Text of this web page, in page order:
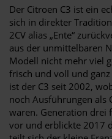
Der Citroen C3 ist ein
sich in direkter
2CV alias „Ente“
aus der unmittelbaren
Modell nicht mehr viel
frisch und voll und
ist der C3 seit 2002,
noch Ausführungen als
waren. Generation drei
vor und erblickte 2017